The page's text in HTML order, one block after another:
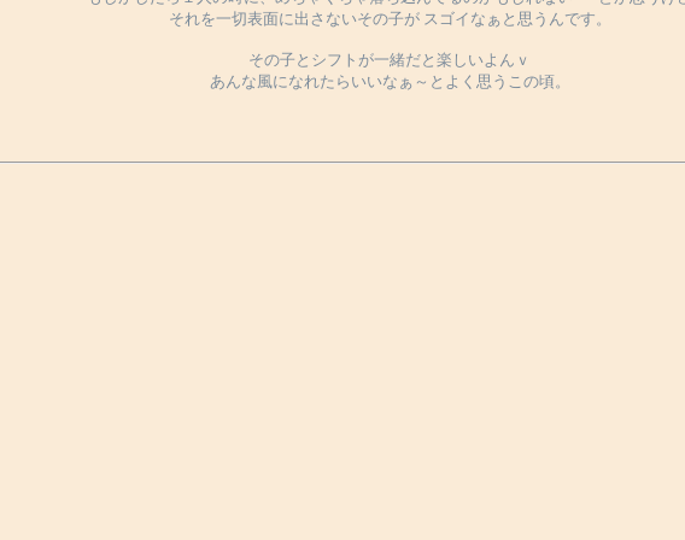
それを一切表面に出さないその子が スゴイなぁと思うんです。
その子とシフトが一緒だと楽しいよんｖ
あんな風になれたらいいなぁ～とよく思うこの頃。